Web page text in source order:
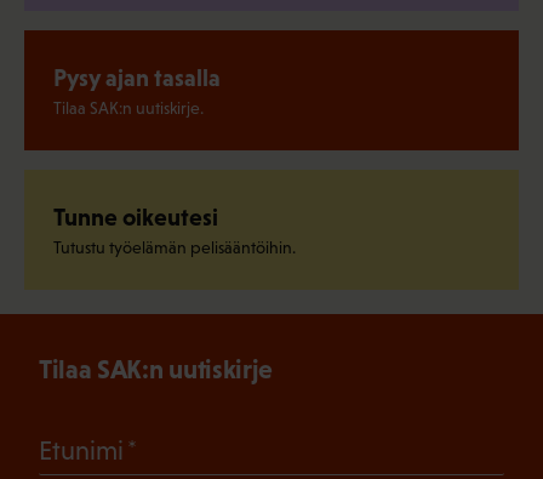
Pysy ajan tasalla
Tilaa SAK:n uutiskirje.
Tunne oikeutesi
Tutustu työelämän pelisääntöihin.
Tilaa SAK:n uutiskirje
Etunimi